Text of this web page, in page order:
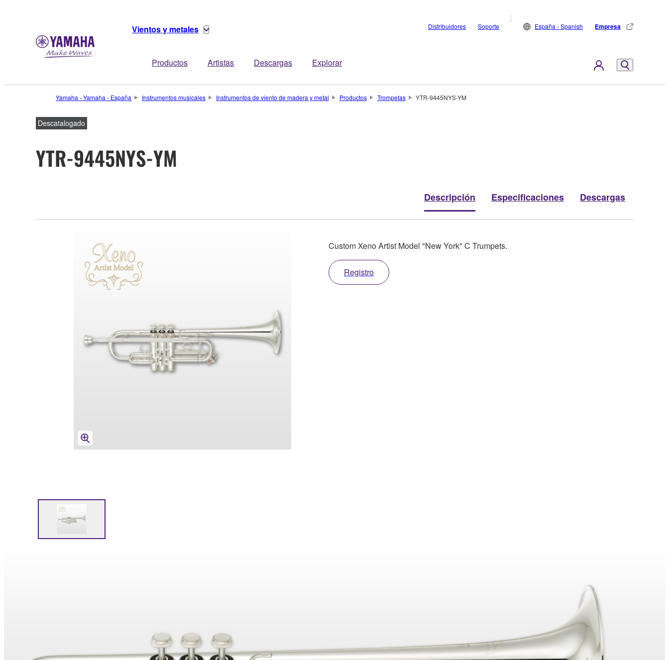
Vientos y metales
Productos Artistas Descargas Explorar
Distribuidores Soporte España - Spanish Empresa
Yamaha - Yamaha - España Instrumentos musicales Instrumentos de viento de madera y metal Productos Trompetas YTR-9445NYS-YM
Descatalogado
YTR-9445NYS-YM
Descripción Especificaciones Descargas
Custom Xeno Artist Model "New York" C Trumpets.
Registro